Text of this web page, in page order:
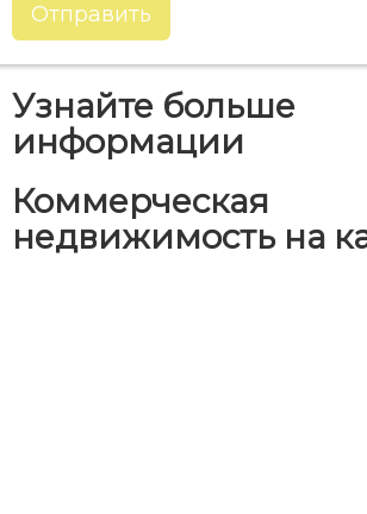
Отправить
Узнайте больше
информации
Коммерческая
недвижимость на